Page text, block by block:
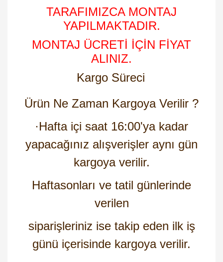
TARAFIMIZCA MONTAJ
YAPILMAKTADIR.
MONTAJ ÜCRETİ İÇİN FİYAT
ALINIZ.
Kargo Süreci
Ürün Ne Zaman Kargoya Verilir ?
·Hafta içi saat 16:00'ya kadar
yapacağınız alışverişler aynı gün
kargoya verilir.
Haftasonları ve tatil günlerinde
verilen
siparişleriniz ise takip eden ilk iş
günü içerisinde kargoya verilir.